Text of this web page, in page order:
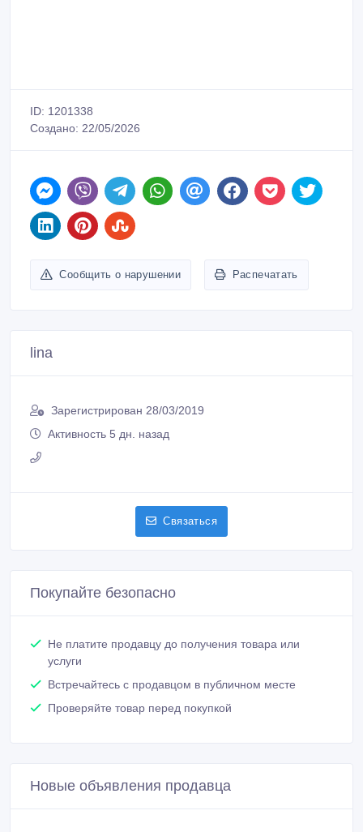
ID: 1201338
Создано: 22/05/2026
Сообщить о нарушении Распечатать
lina
Зарегистрирован 28/03/2019
Активность 5 дн. назад
Связаться
Покупайте безопасно
Не платите продавцу до получения товара или
услуги
Встречайтесь с продавцом в публичном месте
Проверяйте товар перед покупкой
Новые объявления продавца